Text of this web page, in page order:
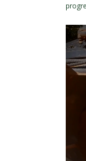
de
vídeo